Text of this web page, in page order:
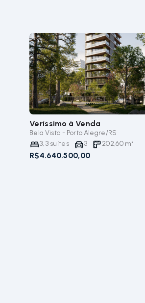
Veríssimo à Venda
Bela Vista - Porto Alegre/RS
3,3 suítes 3 202,60 m²
R$4.640.500,00